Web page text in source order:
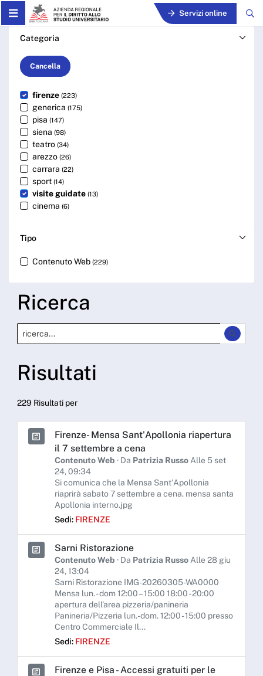
Skip to Main Content Servizi online
Cerca - ARDSU
Categoria
Cancella
firenze (223)
generica (175)
pisa (147)
siena (98)
teatro (34)
arezzo (26)
carrara (22)
sport (14)
visite guidate (13)
cinema (6)
Tipo
Contenuto Web (229)
Ricerca
Risultati
229 Risultati per
Firenze- Mensa Sant'Apollonia riapertura
il 7 settembre a cena
Contenuto Web · Da Patrizia Russo Alle 5 set
24, 09:34
Si comunica che la Mensa Sant'Apollonia
riaprirà sabato 7 settembre a cena. mensa santa
Apollonia interno.jpg
Sedi: FIRENZE
Sarni Ristorazione
Contenuto Web · Da Patrizia Russo Alle 28 giu
24, 13:04
Sarni Ristorazione IMG-20260305-WA0000
Mensa lun. - dom 12:00 – 15:00 18:00 - 20:00
apertura dell'area pizzeria/panineria
Panineria/Pizzeria lun.-dom. 12:00 - 15:00 presso
Centro Commerciale Il...
Sedi: FIRENZE
Firenze e Pisa - Accessi gratuiti per le